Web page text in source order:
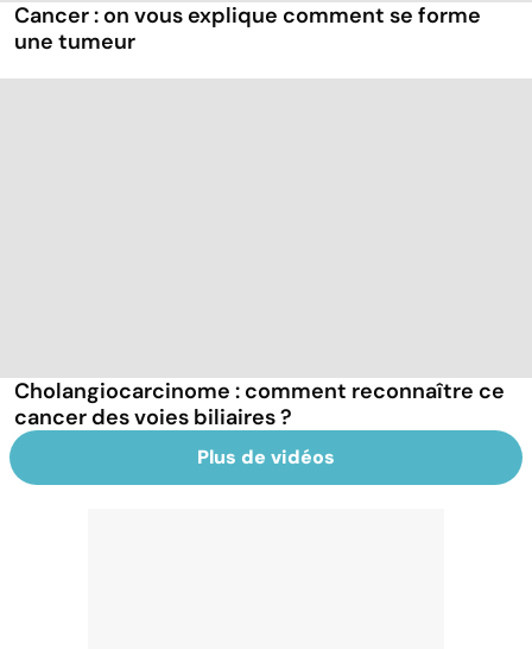
Cancer : on vous explique comment se forme
une tumeur
Cholangiocarcinome : comment reconnaître ce
cancer des voies biliaires ?
Plus de vidéos